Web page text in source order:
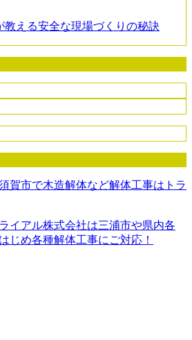
教える安全な現場づくりの秘訣
イアル株式会社は三浦市や県内各
じめ各種解体工事にご対応！